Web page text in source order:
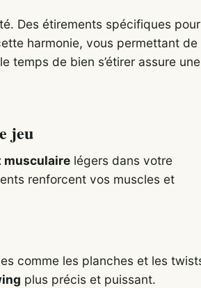
Des étirements spécifiques pour
harmonie, vous permettant de
temps de bien s’étirer assure une
jeu
musculaire légers dans votre
renforcent vos muscles et
comme les planches et les
plus précis et puissant.